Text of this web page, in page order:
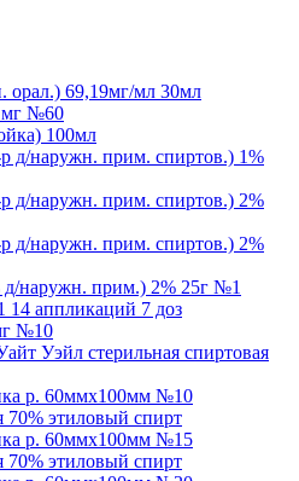
орал.) 69,19мг/мл 30мл
мг №60
100мл
д/наружн. прим. спиртов.) 1%
д/наружн. прим. спиртов.) 2%
д/наружн. прим. спиртов.) 2%
д/наружн. прим.) 2% 25г №1
14 аппликаций 7 доз
№10
Уэйл стерильная спиртовая
р. 60ммх100мм №10
70% этиловый спирт
р. 60ммх100мм №15
70% этиловый спирт